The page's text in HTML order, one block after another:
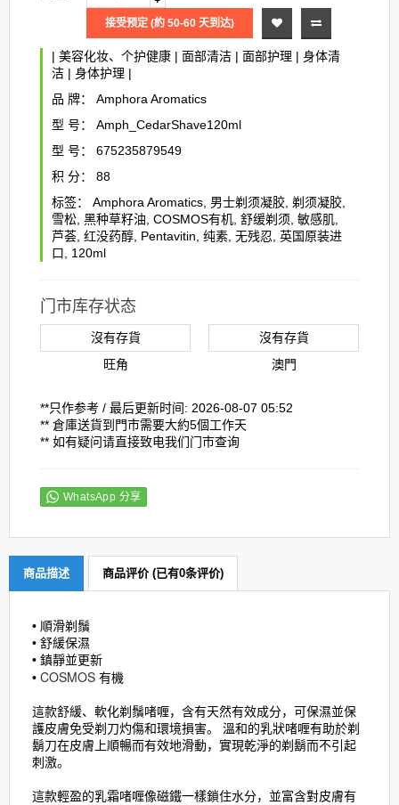
接受预定 (約 50-60 天到达)
| 美容化妆、个护健康 | 面部清洁 | 面部护理 | 身体清
洁 | 身体护理 |
品 牌：
Amphora Aromatics
型 号：
Amph_CedarShave120ml
型 号：
675235879549
积 分：
88
标签：
Amphora Aromatics 男士剃须凝胶 剃须凝胶
雪松 黑种草籽油 COSMOS有机 舒缓剃须 敏感肌
芦荟 红没药醇 Pentavitin 纯素 无残忍 英国原装进
口
120ml
门市库存状态
沒有存貨
旺角
沒有存貨
澳門
**只作参考 / 最后更新时间: 2026-08-07 05:52
** 倉庫送貨到門市需要大約5個工作天
** 如有疑问请直接致电我们门市查询
WhatsApp 分享
商品描述 商品评价 (已有0条评价)
• 順滑剃鬚
• 舒緩保濕
• 鎮靜並更新
• COSMOS 有機
這款舒緩、軟化剃鬚啫喱，含有天然有效成分，可保濕並保
護皮膚免受剃刀灼傷和環境損害。 溫和的乳狀啫喱有助於剃
鬍刀在皮膚上順暢而有效地滑動，實現乾淨的剃鬍而不引起
刺激。
這款輕盈的乳霜啫喱像磁鐵一樣鎖住水分，並富含對皮膚有